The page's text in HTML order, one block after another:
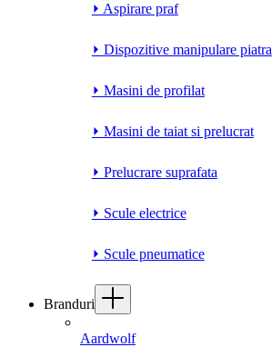
⏵ Aspirare praf
⏵ Dispozitive manipulare piatra
⏵ Masini de profilat
⏵ Masini de taiat si prelucrat
⏵ Prelucrare suprafata
⏵ Scule electrice
⏵ Scule pneumatice
Branduri
Aardwolf